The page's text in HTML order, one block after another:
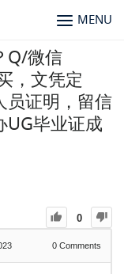
MENU
Q/微信
，文凭定
员证明，留信
UG毕业证成
0
0 Comments